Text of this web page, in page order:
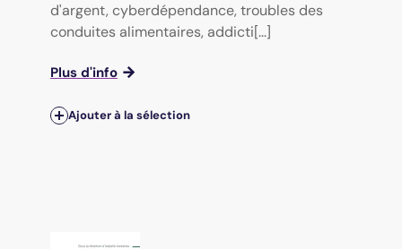
d'argent, cyberdépendance, troubles des
conduites alimentaires, addicti[...]
Plus d'info
Ajouter à la sélection